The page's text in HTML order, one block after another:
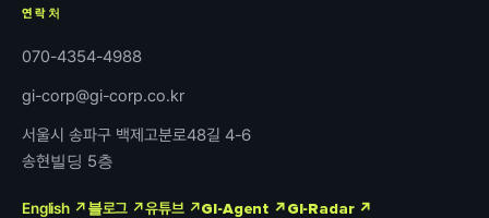
연락처
070-4354-4988
gi-corp@gi-corp.co.kr
서울시 송파구 백제고분로48길 4-6
송현빌딩 5층
English ↗블로그 ↗유튜브 ↗GI-Agent ↗GI-Radar ↗